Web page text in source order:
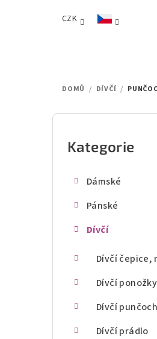
CZK
DOMŮ / DÍVČÍ /
Přeskočit
kategorie
Kategorie
Dámské
Pánské
Dívčí
Dívčí čepice,
Dívčí ponožky
Dívčí
Dívčí prádlo